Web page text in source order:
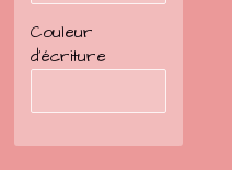
Couleur
d'écriture